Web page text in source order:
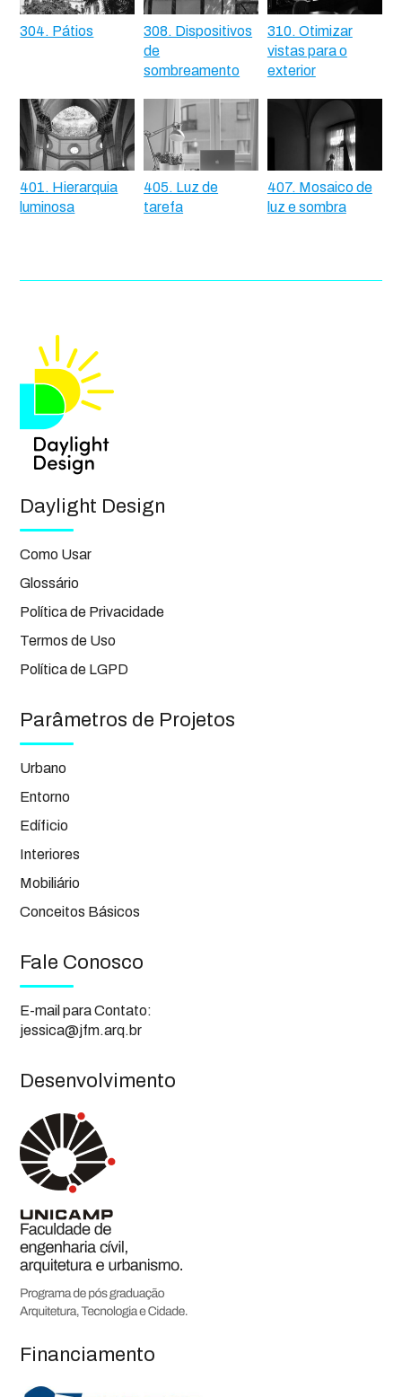
304. Pátios
308. Dispositivos
de
sombreamento
310. Otimizar
vistas para o
exterior
401. Hierarquia
luminosa
405. Luz de
tarefa
407. Mosaico de
luz e sombra
Daylight Design
Como Usar
Glossário
Política de Privacidade
Termos de Uso
Política de LGPD
Parâmetros de Projetos
Urbano
Entorno
Edíficio
Interiores
Mobiliário
Conceitos Básicos
Fale Conosco
E-mail para Contato:
jessica@jfm.arq.br
Desenvolvimento
Financiamento